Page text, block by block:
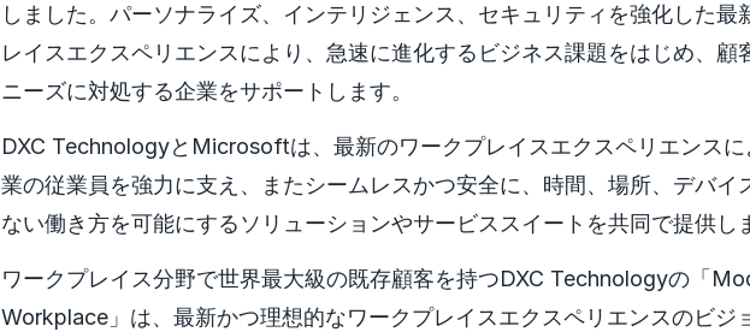
しました。パーソナライズ、インテリジェンス、セキュリティを強化した最
レイスエクスペリエンスにより、急速に進化するビジネス課題をはじめ、顧
ニーズに対処する企業をサポートします。
DXC TechnologyとMicrosoftは、最新のワークプレイスエクスペリエンスに
業の従業員を強力に支え、またシームレスかつ安全に、時間、場所、デバイ
ない働き方を可能にするソリューションやサービススイートを共同で提供し
ワークプレイス分野で世界最大級の既存顧客を持つDXC Technologyの「
Workplace」は、最新かつ理想的なワークプレイスエクスペリエンスのビジ